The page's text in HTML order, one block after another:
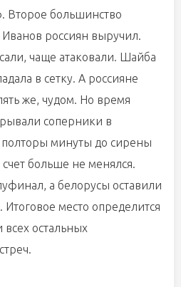
Второе большинство
Иванов россиян выручил.
чаще атаковали. Шайба
в сетку. А россияне
же, чудом. Но время
соперники в
полторы минуты до сирены
больше не менялся.
а белорусы оставили
место определится
остальных